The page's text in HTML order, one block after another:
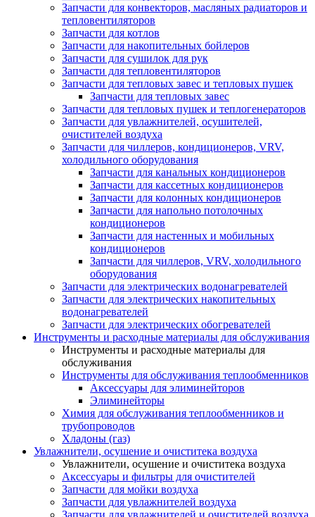
Запчасти для конвекторов, масляных радиаторов и
тепловентиляторов
Запчасти для котлов
Запчасти для накопительных бойлеров
Запчасти для сушилок для рук
Запчасти для тепловентиляторов
Запчасти для тепловых завес и тепловых пушек
Запчасти для тепловых завес
Запчасти для тепловых пушек и теплогенераторов
Запчасти для увлажнителей, осушителей,
очистителей воздуха
Запчасти для чиллеров, кондиционеров, VRV,
холодильного оборудования
Запчасти для канальных кондиционеров
Запчасти для кассетных кондиционеров
Запчасти для колонных кондиционеров
Запчасти для напольно потолочных
кондиционеров
Запчасти для настенных и мобильных
кондиционеров
Запчасти для чиллеров, VRV, холодильного
оборудования
Запчасти для электрических водонагревателей
Запчасти для электрических накопительных
водонагревателей
Запчасти для электрических обогревателей
Инструменты и расходные материалы для обслуживания
Инструменты и расходные материалы для
обслуживания
Инструменты для обслуживания теплообменников
Аксессуары для элиминейторов
Элиминейторы
Химия для обслуживания теплообменников и
трубопроводов
Хладоны (газ)
Увлажнители, осушение и очиститека воздуха
Увлажнители, осушение и очиститека воздуха
Аксессуары и фильтры для очистителей
Запчасти для мойки воздуха
Запчасти для увлажнителей воздуха
Запчасти для увлажнителей и очистителей воздуха